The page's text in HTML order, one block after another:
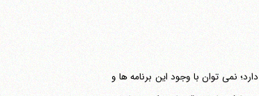
نمی توان با وجود این برنامه ها و